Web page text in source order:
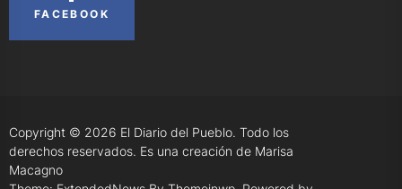
FACEBOOK
Copyright © 2026 El Diario del Pueblo. Todo los
derechos reservados. Es una creación de Marisa
Macagno